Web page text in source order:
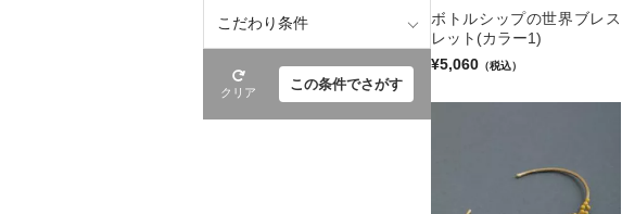
こだわり条件
クリア この条件でさがす
ボトルシップの世界ブレス
レット(カラー1)
¥5,060 （税込）